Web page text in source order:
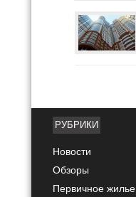
РУБРИКИ
Новости
Обзоры
Первичное жилье